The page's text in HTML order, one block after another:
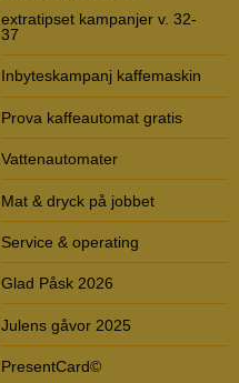
extratipset kampanjer v. 32-
37
Inbyteskampanj kaffemaskin
Prova kaffeautomat gratis
Vattenautomater
Mat & dryck på jobbet
Service & operating
Glad Påsk 2026
Julens gåvor 2025
PresentCard©